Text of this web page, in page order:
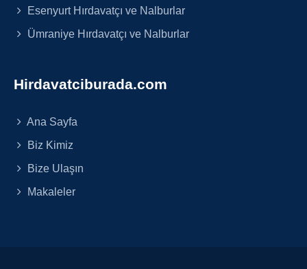
Esenyurt Hırdavatçı ve Nalburlar
Ümraniye Hırdavatçı ve Nalburlar
Hirdavatciburada.com
Ana Sayfa
Biz Kimiz
Bize Ulaşın
Makaleler